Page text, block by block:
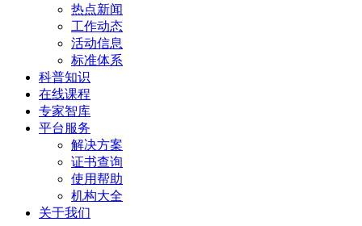
热点新闻
工作动态
活动信息
标准体系
科普知识
在线课程
专家智库
平台服务
解决方案
证书查询
使用帮助
机构大全
关于我们